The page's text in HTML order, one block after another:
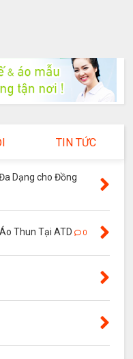
TIN TỨC
Dạng cho Đồng
Thun Tại ATD 0